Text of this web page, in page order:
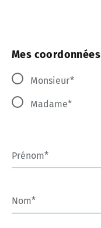
Mes coordonnées
Monsieur
Madame
Prénom
Nom